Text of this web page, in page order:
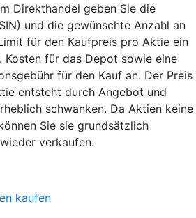
Direkthandel geben Sie die
und die gewünschte Anzahl an
für den Kaufpreis pro Aktie ein
für das Depot sowie eine
für den Kauf an. Der Preis
entsteht durch Angebot und
schwanken. Da Aktien keine
Sie sie grundsätzlich
verkaufen.
kaufen